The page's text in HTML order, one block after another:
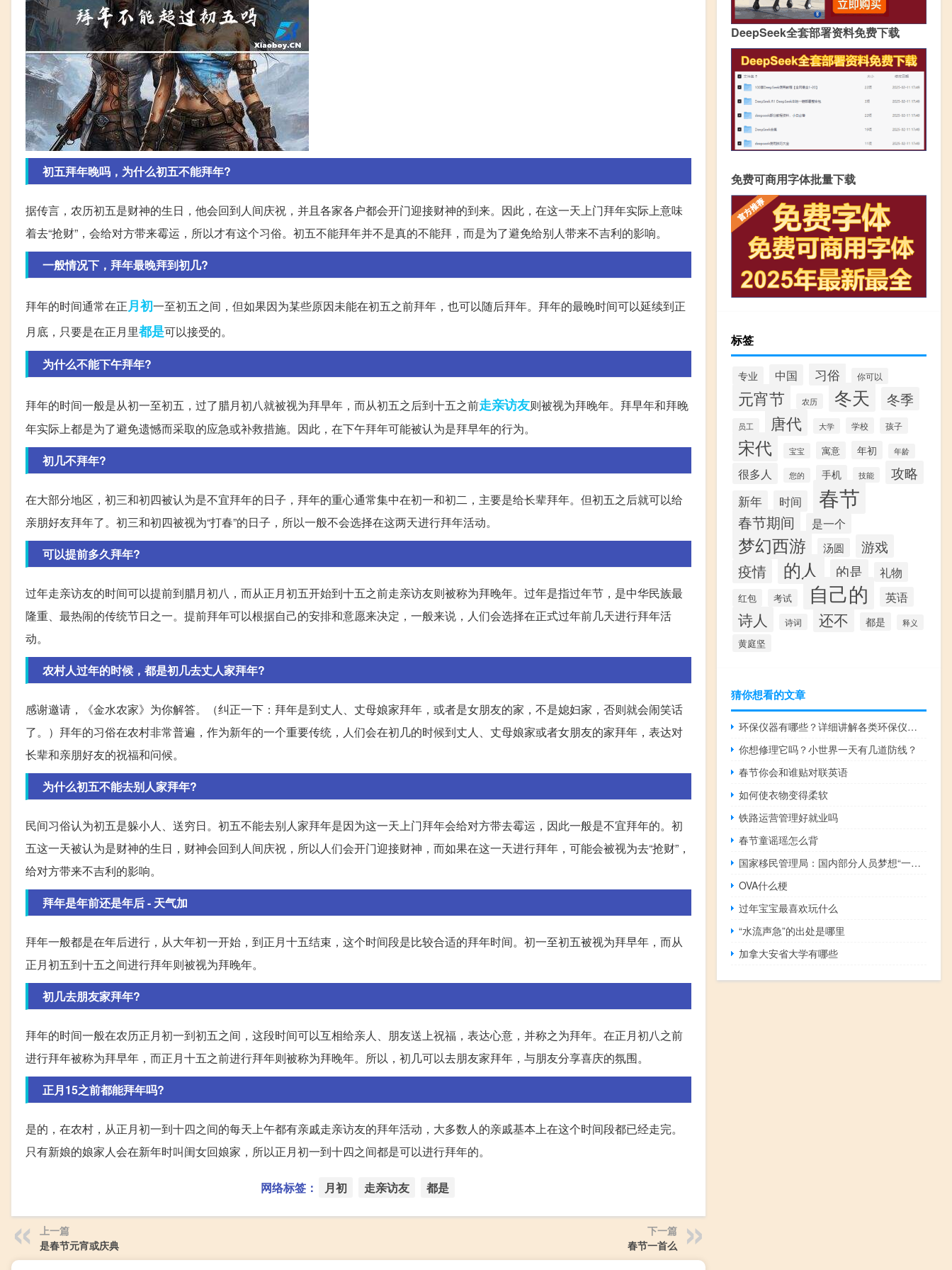
初五拜年晚吗，为什么初五不能拜年?
据传言，农历初五是财神的生日，他会回到人间庆祝，并且各家各户都会开门迎接财神的到来。因此，在这一天上门拜年实际上意味
着去“抢财”，会给对方带来霉运，所以才有这个习俗。初五不能拜年并不是真的不能拜，而是为了避免给别人带来不吉利的影响。
一般情况下，拜年最晚拜到初几?
拜年的时间通常在正月初一至初五之间，但如果因为某些原因未能在初五之前拜年，也可以随后拜年。拜年的最晚时间可以延续到正
月底，只要是在正月里都是可以接受的。
为什么不能下午拜年?
拜年的时间一般是从初一至初五，过了腊月初八就被视为拜早年，而从初五之后到十五之前走亲访友则被视为拜晚年。拜早年和拜晚
年实际上都是为了避免遗憾而采取的应急或补救措施。因此，在下午拜年可能被认为是拜早年的行为。
初几不拜年?
在大部分地区，初三和初四被认为是不宜拜年的日子，拜年的重心通常集中在初一和初二，主要是给长辈拜年。但初五之后就可以给
亲朋好友拜年了。初三和初四被视为“打春”的日子，所以一般不会选择在这两天进行拜年活动。
可以提前多久拜年?
过年走亲访友的时间可以提前到腊月初八，而从正月初五开始到十五之前走亲访友则被称为拜晚年。过年是指过年节，是中华民族最
隆重、最热闹的传统节日之一。提前拜年可以根据自己的安排和意愿来决定，一般来说，人们会选择在正式过年前几天进行拜年活
动。
农村人过年的时候，都是初几去丈人家拜年?
感谢邀请，《金水农家》为你解答。（纠正一下：拜年是到丈人、丈母娘家拜年，或者是女朋友的家，不是媳妇家，否则就会闹笑话
了。）拜年的习俗在农村非常普遍，作为新年的一个重要传统，人们会在初几的时候到丈人、丈母娘家或者女朋友的家拜年，表达对
长辈和亲朋好友的祝福和问候。
为什么初五不能去别人家拜年?
民间习俗认为初五是躲小人、送穷日。初五不能去别人家拜年是因为这一天上门拜年会给对方带去霉运，因此一般是不宜拜年的。初
五这一天被认为是财神的生日，财神会回到人间庆祝，所以人们会开门迎接财神，而如果在这一天进行拜年，可能会被视为去“抢财”，
给对方带来不吉利的影响。
拜年是年前还是年后 - 天气加
拜年一般都是在年后进行，从大年初一开始，到正月十五结束，这个时间段是比较合适的拜年时间。初一至初五被视为拜早年，而从
正月初五到十五之间进行拜年则被视为拜晚年。
初几去朋友家拜年?
拜年的时间一般在农历正月初一到初五之间，这段时间可以互相给亲人、朋友送上祝福，表达心意，并称之为拜年。在正月初八之前
进行拜年被称为拜早年，而正月十五之前进行拜年则被称为拜晚年。所以，初几可以去朋友家拜年，与朋友分享喜庆的氛围。
正月15之前都能拜年吗?
是的，在农村，从正月初一到十四之间的每天上午都有亲戚走亲访友的拜年活动，大多数人的亲戚基本上在这个时间段都已经走完。
只有新娘的娘家人会在新年时叫闺女回娘家，所以正月初一到十四之间都是可以进行拜年的。
网络标签： 月初 走亲访友 都是
上一篇
是春节元宵或庆典
下一篇
春节一首么
DeepSeek全套部署资料免费下载
免费可商用字体批量下载
标签
专业 中国 习俗 你可以
元宵节 农历 冬天 冬季
员工 唐代 大学 学校 孩子
宋代 宝宝 寓意 年初 年龄
很多人 您的 手机 技能 攻略
新年 时间 春节
春节期间 是一个
梦幻西游 汤圆 游戏
疫情 的人 的是 礼物
红包 考试 自己的 英语
诗人 诗词 还不 都是 释义
黄庭坚
猜你想看的文章
环保仪器有哪些？详细讲解各类环保仪器的使用方法
你想修理它吗？小世界一天有几道防线？
春节你会和谁贴对联英语
如何使衣物变得柔软
铁路运营管理好就业吗
春节童谣瑶怎么背
国家移民管理局：国内部分人员梦想“一夜暴富”非法出入境 一些青少年被裹挟其中
OVA什么梗
过年宝宝最喜欢玩什么
“水流声急”的出处是哪里
加拿大安省大学有哪些